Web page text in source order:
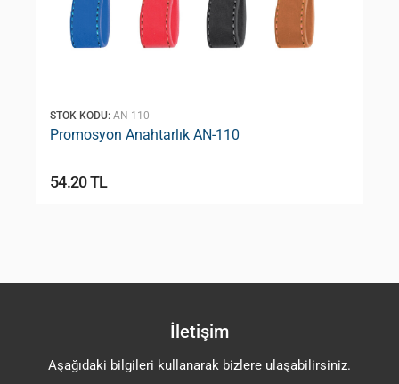
STOK KODU: AN-110
Promosyon Anahtarlık AN-110
54.20 TL
İletişim
Aşağıdaki bilgileri kullanarak bizlere ulaşabilirsiniz.